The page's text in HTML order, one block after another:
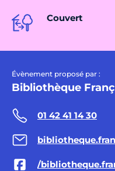
Couvert
Évènement proposé par :
Bibliothèque
01 42 41 14 30
/